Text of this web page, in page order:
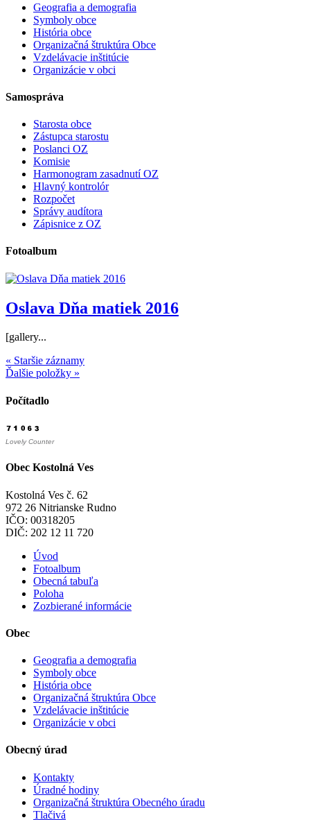
Geografia a demografia
Symboly obce
História obce
Organizačná štruktúra Obce
Vzdelávacie inštitúcie
Organizácie v obci
Samospráva
Starosta obce
Zástupca starostu
Poslanci OZ
Komisie
Harmonogram zasadnutí OZ
Hlavný kontrolór
Rozpočet
Správy audítora
Zápisnice z OZ
Fotoalbum
Oslava Dňa matiek 2016
[gallery...
« Staršie záznamy
Ďalšie položky »
Počítadlo
Lovely Counter
Obec Kostolná Ves
Kostolná Ves č. 62
972 26 Nitrianske Rudno
IČO: 00318205
DIČ: 202 12 11 720
Úvod
Fotoalbum
Obecná tabuľa
Poloha
Zozbierané informácie
Obec
Geografia a demografia
Symboly obce
História obce
Organizačná štruktúra Obce
Vzdelávacie inštitúcie
Organizácie v obci
Obecný úrad
Kontakty
Úradné hodiny
Organizačná štruktúra Obecného úradu
Tlačivá